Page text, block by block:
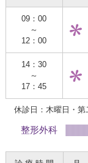
09：00
～
12：00
14：30
～
17：45
休診日：木曜日・第
整形外科